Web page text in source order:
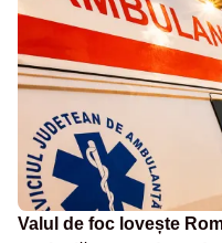
Valul de foc lovește